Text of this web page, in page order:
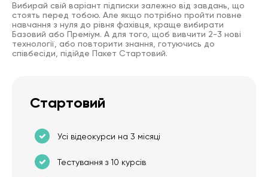
Вибирай свій варіант підписки залежно від завдань, що
стоять перед тобою. Але якщо потрібно пройти повне
навчання з нуля до рівня фахівця, краще вибирати
Базовий або Преміум. А для того, щоб вивчити 2-3 нові
технології, або повторити знання, готуючись до
співбесіди, підійде Пакет Стартовий.
Стартовий
Усі відеокурси на 3 місяці
Тестування з 10 курсів